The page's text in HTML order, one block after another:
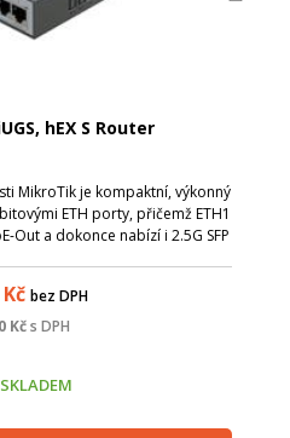
hEX S Router
MikroTik je kompaktní, výkonný
ETH porty, přičemž ETH1
Out a dokonce nabízí i 2.5G SFP
Kč bez DPH
Kčs DPH
SKLADEM